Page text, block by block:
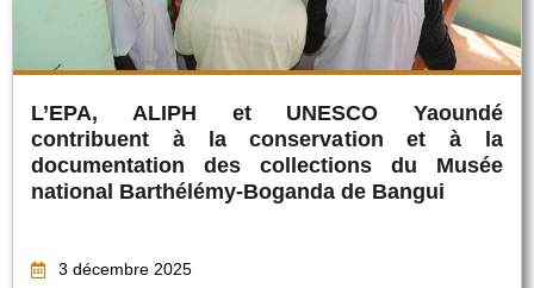
L’EPA, ALIPH et UNESCO Yaoundé
contribuent à la conservation et à la
documentation des collections du Musée
national Barthélémy-Boganda de Bangui
3 décembre 2025